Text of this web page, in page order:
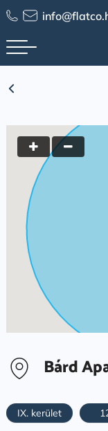
Skip
to
content
Bárd
IX. kerület